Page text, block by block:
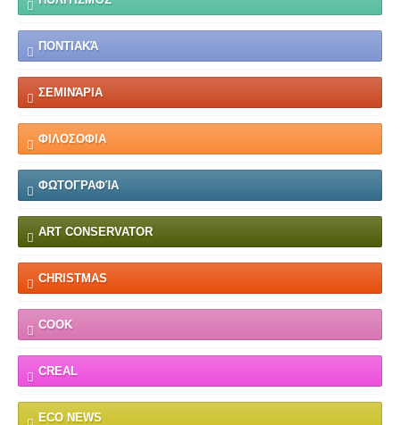
ΠΟΝΤΙΑΚΆ
ΣΕΜΙΝΆΡΙΑ
ΦΙΛΟΣΟΦΙΑ
ΦΩΤΟΓΡΑΦΊΑ
ART CONSERVATOR
CHRISTMAS
COOK
CREAL
ECO NEWS